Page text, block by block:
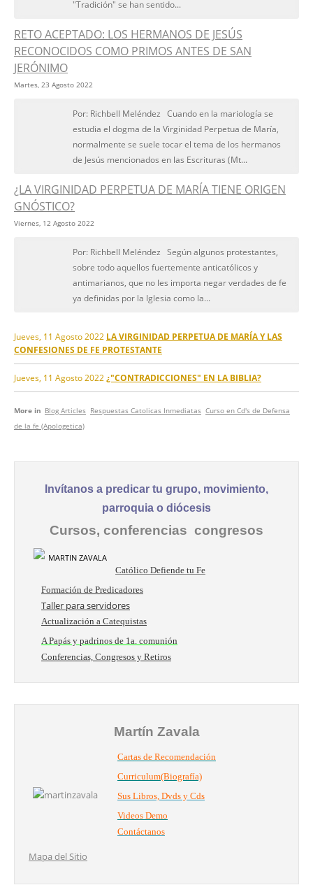
"Tradición" se han sentido...
RETO ACEPTADO: LOS HERMANOS DE JESÚS
RECONOCIDOS COMO PRIMOS ANTES DE SAN
JERÓNIMO
Martes, 23 Agosto 2022
Por: Richbell Meléndez Cuando en la mariología se
estudia el dogma de la Virginidad Perpetua de María,
normalmente se suele tocar el tema de los hermanos
de Jesús mencionados en las Escrituras (Mt...
¿LA VIRGINIDAD PERPETUA DE MARÍA TIENE ORIGEN
GNÓSTICO?
Viernes, 12 Agosto 2022
Por: Richbell Meléndez Según algunos protestantes,
sobre todo aquellos fuertemente anticatólicos y
antimarianos, que no les importa negar verdades de fe
ya definidas por la Iglesia como la...
Jueves, 11 Agosto 2022 LA VIRGINIDAD PERPETUA DE MARÍA Y LAS
CONFESIONES DE FE PROTESTANTE
Jueves, 11 Agosto 2022 ¿"CONTRADICCIONES" EN LA BIBLIA?
More in Blog Articles Respuestas Catolicas Inmediatas Curso en Cd's de Defensa
de la fe (Apologetica)
Invítanos a predicar tu grupo, movimiento,
parroquia o diócesis
Cursos, conferencias congresos
Católico Defiende tu Fe
Formación de Predicadores
Taller para servidores
Actualización a Catequistas
A Papás y padrinos de 1a. comunión
Conferencias, Congresos y Retiros
Martín Zavala
Cartas de Recomendación
Curriculum(Biografía)
Sus Libros, Dvds y Cds
Videos Demo
Contáctanos
Mapa del Sitio